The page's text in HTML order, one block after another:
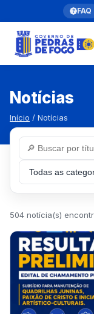
FAQ
Notícias
Início / Notícias
504 notícia(s)